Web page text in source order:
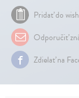
Pridať do
Odporučiť
Zdielať na